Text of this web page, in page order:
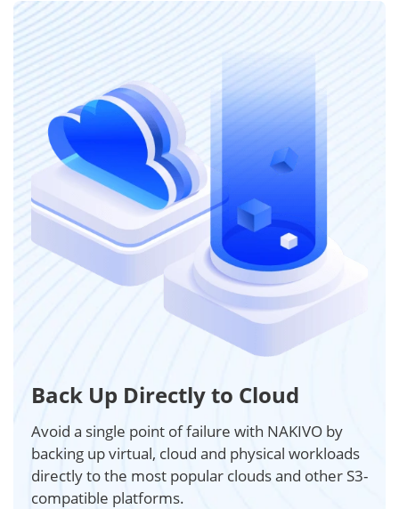
Back Up Directly to Cloud
Avoid a single point of failure with NAKIVO by
backing up virtual, cloud and physical workloads
directly to the most popular clouds and other S3-
compatible platforms.